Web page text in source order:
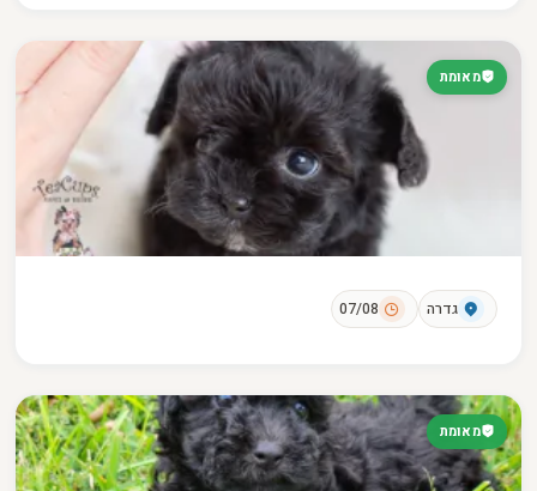
מאומת
גדרה 07/08
מאומת